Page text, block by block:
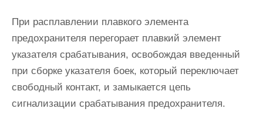
При расплавлении плавкого элемента
предохранителя перегорает плавкий элемент
указателя срабатывания, освобождая введенный
при сборке указателя боек, который переклю­чает
свободный контакт, и замыкается цепь
сигнализации срабатыва­ния предохранителя.